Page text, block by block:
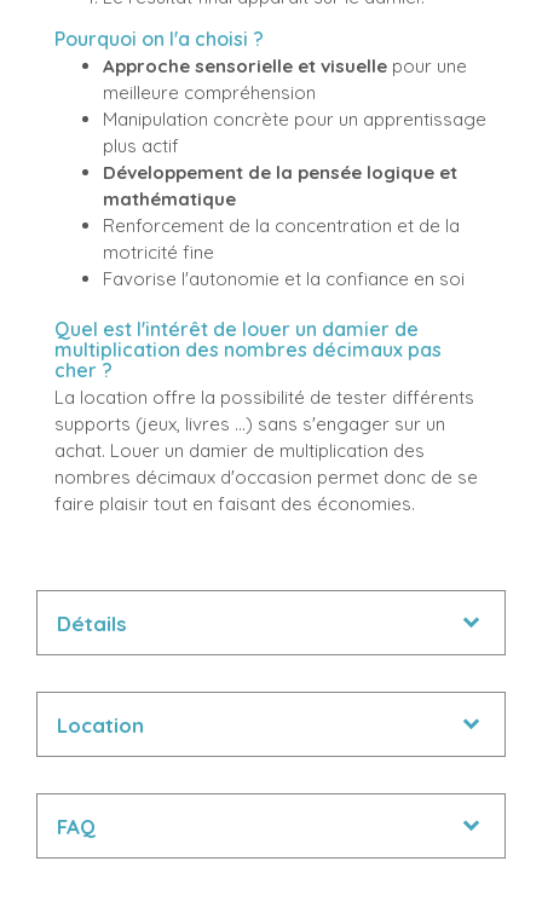
Pourquoi on l'a choisi ?
Approche sensorielle et visuelle pour une
meilleure compréhension
Manipulation concrète pour un apprentissage
plus actif
Développement de la pensée logique et
mathématique
Renforcement de la concentration et de la
motricité fine
Favorise l'autonomie et la confiance en soi
Quel est l'intérêt de louer un damier de
multiplication des nombres décimaux pas
cher ?
La location offre la possibilité de tester différents
supports (jeux, livres ...) sans s'engager sur un
achat. Louer un damier de multiplication des
nombres décimaux d'occasion permet donc de se
faire plaisir tout en faisant des économies.
Détails
Location
FAQ